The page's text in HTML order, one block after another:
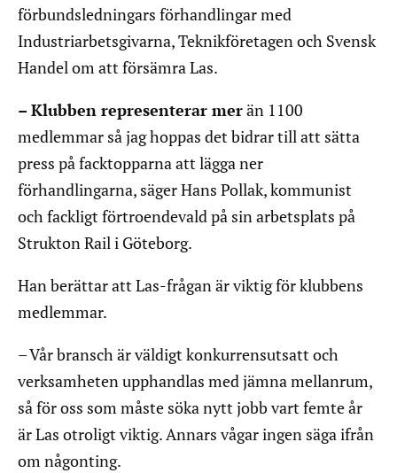
förbundsledningars förhandlingar med
Industriarbetsgivarna, Teknikföretagen och Svensk
Handel om att försämra Las.
– Klubben representerar merän 1100
medlemmar så jag hoppas det bidrar till att sätta
press på facktopparna att lägga ner
förhandlingarna, säger Hans Pollak, kommunist
och fackligt förtroendevald på sin arbetsplats på
Strukton Rail i Göteborg.
Han berättar att Las-frågan är viktig för klubbens
medlemmar.
– Vår bransch är väldigt konkurrensutsatt och
verksamheten upphandlas med jämna mellanrum,
så för oss som måste söka nytt jobb vart femte år
är Las otroligt viktig. Annars vågar ingen säga ifrån
om någonting.